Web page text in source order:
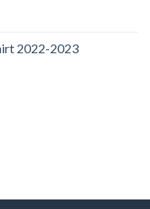
2022-2023